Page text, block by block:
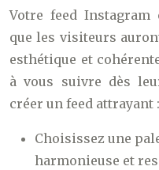
Votre feed
que les visiteurs
esthétique et
à vous suivre dès
créer un feed attrayant :
Choisissez une
harmonieuse et